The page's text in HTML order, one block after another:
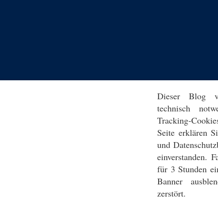
Dieser Blog
technisch
Tracking-
Seite erklären
und
einverstanden.
für 3 Stunden
Banner
zerstört.